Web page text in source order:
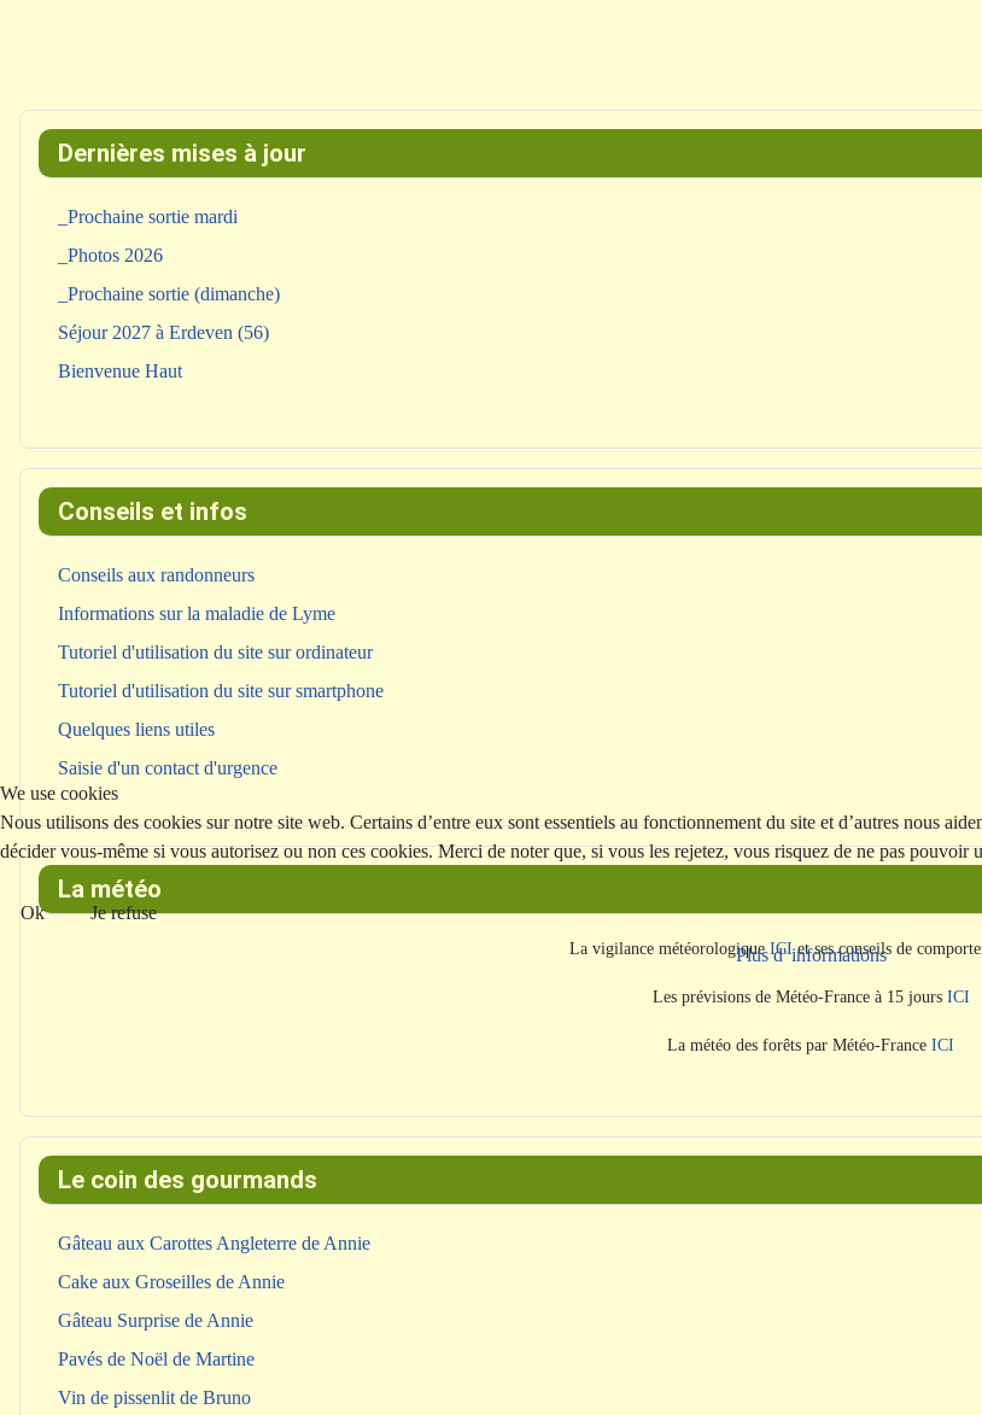
Dernières mises à jour
_Prochaine sortie mardi
_Photos 2026
_Prochaine sortie (dimanche)
Séjour 2027 à Erdeven (56)
Bienvenue Haut
Conseils et infos
Conseils aux randonneurs
Informations sur la maladie de Lyme
Tutoriel d'utilisation du site sur ordinateur
Tutoriel d'utilisation du site sur smartphone
Quelques liens utiles
Saisie d'un contact d'urgence
La météo
La vigilance météorologiqueICIet ses conseils de
Les prévisions de Météo-France à 15 jours ICI
La météo des forêts par Météo-France ICI
Le coin des gourmands
Gâteau aux Carottes Angleterre de Annie
Cake aux Groseilles de Annie
Gâteau Surprise de Annie
Pavés de Noël de Martine
Vin de pissenlit de Bruno
We use cookies
Nous utilisons des cookies sur notre site web. Certains d’entre eux sont essentiels au fonctionnement du site et d’autres nous
décider vous-même si vous autorisez ou non ces cookies. Merci de noter que, si vous les rejetez, vous risquez de ne pas pouvoir
Ok Je refuse
Plus d' informations